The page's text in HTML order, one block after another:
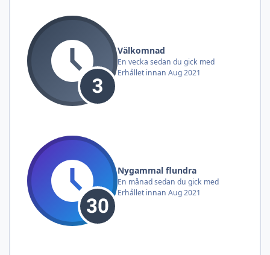
Välkomnad
En vecka sedan du gick med
Erhållet innan Aug 2021
Nygammal flundra
En månad sedan du gick med
Erhållet innan Aug 2021